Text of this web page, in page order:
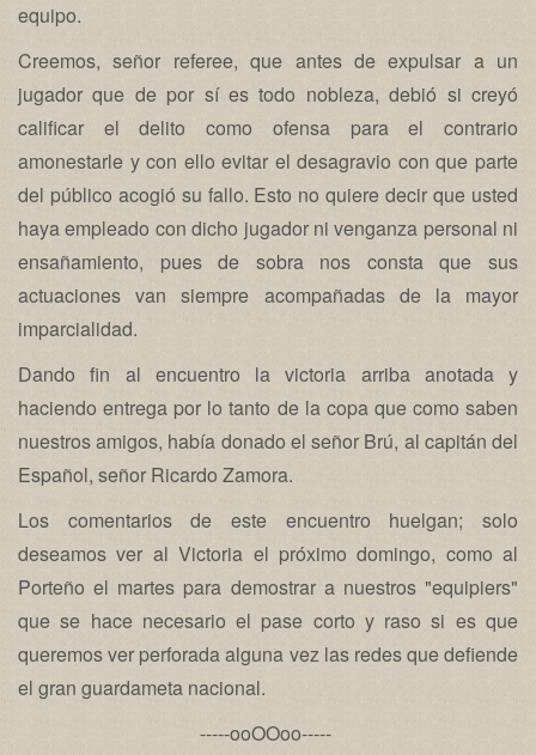
equipo.
Creemos, señor referee, que antes de expulsar a un
jugador que de por sí es todo nobleza, debió si creyó
calificar el delito como ofensa para el contrario
amonestarle y con ello evitar el desagravio con que parte
del público acogió su fallo. Esto no quiere decir que usted
haya empleado con dicho jugador ni venganza personal ni
ensañamiento, pues de sobra nos consta que sus
actuaciones van siempre acompañadas de la mayor
imparcialidad.
Dando fin al encuentro la victoria arriba anotada y
haciendo entrega por lo tanto de la copa que como saben
nuestros amigos, había donado el señor Brú, al capitán del
Español, señor Ricardo Zamora.
Los comentarios de este encuentro huelgan; solo
deseamos ver al Victoria el próximo domingo, como al
Porteño el martes para demostrar a nuestros "equipiers"
que se hace necesario el pase corto y raso si es que
queremos ver perforada alguna vez las redes que defiende
el gran guardameta nacional.
-----ooOOoo-----